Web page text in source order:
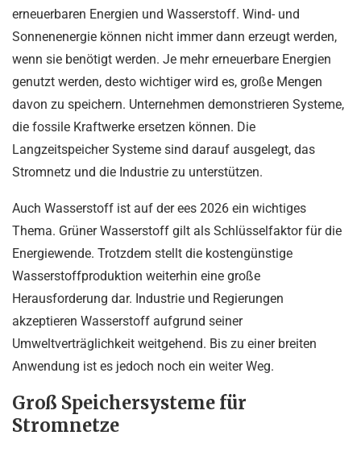
erneuerbaren Energien und Wasserstoff. Wind- und
Sonnenenergie können nicht immer dann erzeugt werden,
wenn sie benötigt werden. Je mehr erneuerbare Energien
genutzt werden, desto wichtiger wird es, große Mengen
davon zu speichern. Unternehmen demonstrieren Systeme,
die fossile Kraftwerke ersetzen können. Die
Langzeitspeicher Systeme sind darauf ausgelegt, das
Stromnetz und die Industrie zu unterstützen.
Auch Wasserstoff ist auf der ees 2026 ein wichtiges
Thema. Grüner Wasserstoff gilt als Schlüsselfaktor für die
Energiewende. Trotzdem stellt die kostengünstige
Wasserstoffproduktion weiterhin eine große
Herausforderung dar. Industrie und Regierungen
akzeptieren Wasserstoff aufgrund seiner
Umweltverträglichkeit weitgehend. Bis zu einer breiten
Anwendung ist es jedoch noch ein weiter Weg.
Groß Speichersysteme für
Stromnetze